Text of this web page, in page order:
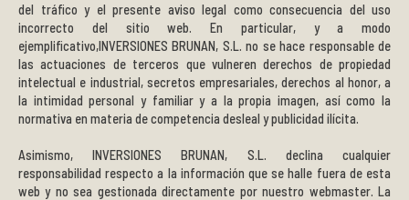
del tráfico y el presente aviso legal como consecuencia del uso
incorrecto del sitio web. En particular, y a modo
ejemplificativo,INVERSIONES BRUNAN, S.L. no se hace responsable de
las actuaciones de terceros que vulneren derechos de propiedad
intelectual e industrial, secretos empresariales, derechos al honor, a
la intimidad personal y familiar y a la propia imagen, así como la
normativa en materia de competencia desleal y publicidad ilícita.
Asimismo, INVERSIONES BRUNAN, S.L. declina cualquier
responsabilidad respecto a la información que se halle fuera de esta
web y no sea gestionada directamente por nuestro webmaster. La